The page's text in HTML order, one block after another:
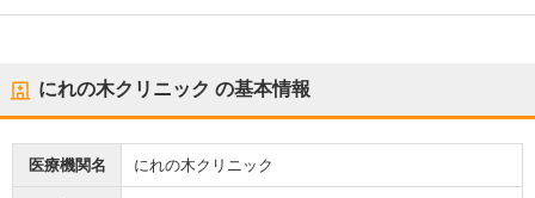
にれの木クリニック の基本情報
医療機関名 にれの木クリニック